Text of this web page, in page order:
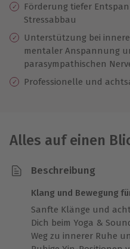
Förderung tiefer
Stressabbau
Unterstützung bei
mentaler Anspannung
parasympathischen
Professionelle und
Alles auf einen
Beschreibung
Klang und Bewegung
Sanfte Klänge und
Dich beim Yoga &
Weg zu innerer Ruhe